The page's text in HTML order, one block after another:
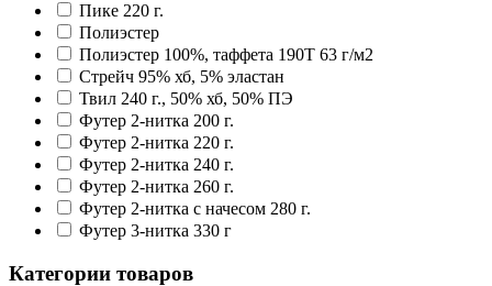
Пике 220 г.
Полиэстер
Полиэстер 100%, таффета 190T 63 г/м2
Стрейч 95% хб, 5% эластан
Твил 240 г., 50% хб, 50% ПЭ
Футер 2-нитка 200 г.
Футер 2-нитка 220 г.
Футер 2-нитка 240 г.
Футер 2-нитка 260 г.
Футер 2-нитка с начесом 280 г.
Футер 3-нитка 330 г
Категории товаров